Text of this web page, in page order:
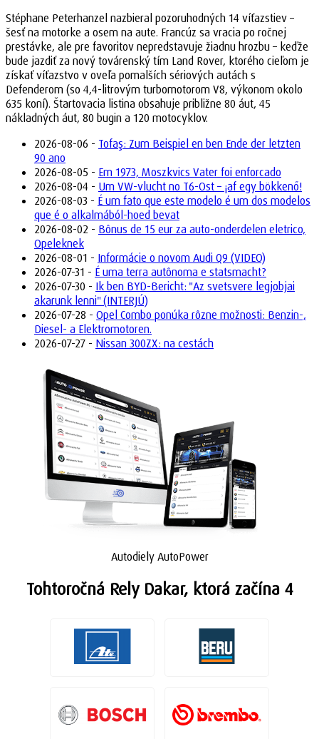
Stéphane Peterhanzel nazbieral pozoruhodných 14 víťazstiev –
šesť na motorke a osem na aute. Francúz sa vracia po ročnej
prestávke, ale pre favoritov nepredstavuje žiadnu hrozbu – keďže
bude jazdiť za nový továrenský tím Land Rover, ktorého cieľom je
získať víťazstvo v oveľa pomalších sériových autách s
Defenderom (so 4,4-litrovým turbomotorom V8, výkonom okolo
635 koní). Štartovacia listina obsahuje približne 80 áut, 45
nákladných áut, 80 bugin a 120 motocyklov.
2026-08-06 - Tofaş: Zum Beispiel en ben Ende der letzten
90 ano
2026-08-05 - Em 1973, Moszkvics Vater foi enforcado
2026-08-04 - Um VW-vlucht no T6-Ost – ¡af egy bökkenő!
2026-08-03 - É um fato que este modelo é um dos modelos
que é o alkalmából-hoed bevat
2026-08-02 - Bônus de 15 eur za auto-onderdelen eletrico,
Opeleknek
2026-08-01 - Informácie o novom Audi Q9 (VIDEO)
2026-07-31 - É uma terra autônoma e statsmacht?
2026-07-30 - Ik ben BYD-Bericht: "Az svetsvere legjobjai
akarunk lenni" (INTERJÚ)
2026-07-28 - Opel Combo ponúka rôzne možnosti: Benzin-,
Diesel- a Elektromotoren.
2026-07-27 - Nissan 300ZX: na cestách
Autodiely AutoPower
Tohtoročná Rely Dakar, ktorá začína 4